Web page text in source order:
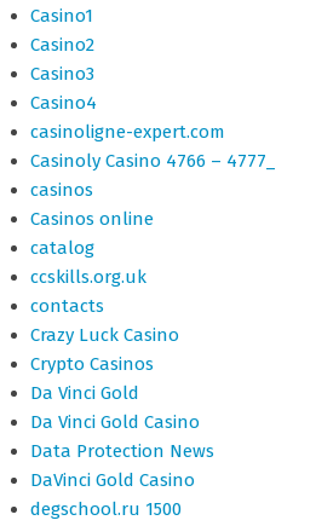
Casino1
Casino2
Casino3
Casino4
casinoligne-expert.com
Casinoly Casino 4766 – 4777_
casinos
Casinos online
catalog
ccskills.org.uk
contacts
Crazy Luck Casino
Crypto Casinos
Da Vinci Gold
Da Vinci Gold Casino
Data Protection News
DaVinci Gold Casino
degschool.ru 1500